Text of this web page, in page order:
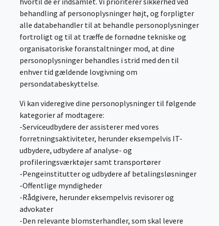
behandling af personoplysninger højt, og forpligter
alle databehandler til at behandle personoplysninger
fortroligt og til at træffe de fornødne tekniske og
organisatoriske foranstaltninger mod, at dine
personoplysninger behandles i strid med den til
enhver tid gældende lovgivning om
persondatabeskyttelse.
Vi kan videregive dine personoplysninger til følgende
kategorier af modtagere:
-Serviceudbydere der assisterer med vores
forretningsaktiviteter, herunder eksempelvis IT-
udbydere, udbydere af analyse- og
profileringsværktøjer samt transportører
-Pengeinstitutter og udbydere af betalingsløsninger
-Offentlige myndigheder
-Rådgivere, herunder eksempelvis revisorer og
advokater
-Den relevante blomsterhandler, som skal levere